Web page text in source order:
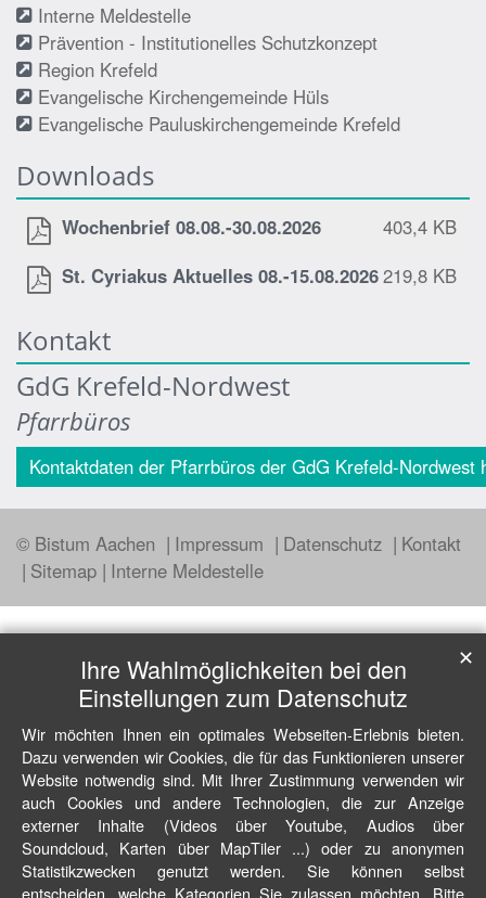
Interne Meldestelle
Prävention - Institutionelles Schutzkonzept
Region Krefeld
Evangelische Kirchengemeinde Hüls
Evangelische Pauluskirchengemeinde Krefeld
Downloads
Wochenbrief 08.08.-30.08.2026
403,4 KB
St. Cyriakus Aktuelles 08.-15.08.2026219,8 KB
Kontakt
GdG Krefeld-Nordwest
Pfarrbüros
Kontaktdaten der Pfarrbüros der GdG Krefeld-Nordwest
© Bistum Aachen Impressum Datenschutz
Kontakt
Sitemap Interne Meldestelle
Ihre Wahlmöglichkeiten bei den
Einstellungen zum Datenschutz
Wir möchten Ihnen ein optimales Webseiten-Erlebnis bieten.
Dazu verwenden wir Cookies, die für das Funktionieren unserer
Website notwendig sind. Mit Ihrer Zustimmung verwenden wir
auch Cookies und andere Technologien, die zur Anzeige
externer Inhalte (Videos über Youtube, Audios über
Soundcloud, Karten über MapTiler ...) oder zu anonymen
Statistikzwecken genutzt werden. Sie können selbst
entscheiden, welche Kategorien Sie zulassen möchten. Bitte
✕